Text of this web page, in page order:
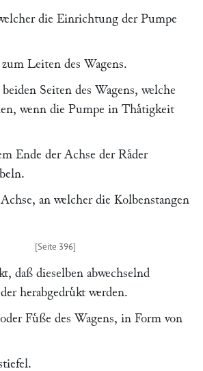
die Einrichtung der Pumpe
Leiten des Wagens.
Seiten des Wagens, welche
wenn die Pumpe in Thaͤtigkeit
Ende der Achse der Raͤder
an welcher die Kolbenstangen
daß dieselben abwechselnd
herabgedruͤkt werden.
Fuͤße des Wagens, in Form von